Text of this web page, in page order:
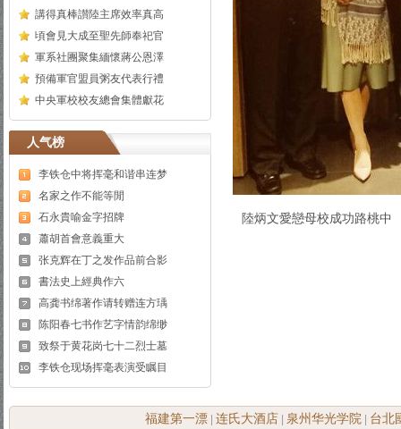
講得真棒讃陸主席效率真高
頃會見大成至聖先師奉祀官
軍系社團聚集緬懷蔣公恩澤
預備軍官盟員粥友代表行禮
中央軍校校友總會集體獻花
人气榜
李铁仓中将挥毫和谐串连梦
名家之作不能等閒
石永貴喻金字招牌
蕭胡首會意義重大
张克辉在丁之发作品前合影
書法史上經典作六
高龚书绵著作请转赠连方瑀
陈阳春七书作艺字情韵绵缈
致祭于黄花岗七十二烈士墓
李铁仓现场挥毫表演受瞩目
陸炳文愛戀母校成功路桃中
福建第一漂 连氏大酒店 泉州华光学院 台北